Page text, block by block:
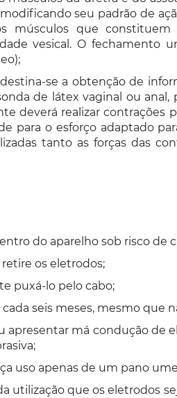
seu padrão de
músculos que
vesical. O fechamento
se a obtenção de
de látex vaginal ou
deverá realizar
para o esforço adaptado
tanto as forças das
do aparelho sob risco de
os eletrodos;
puxá-lo pelo cabo;
seis meses, mesmo que
apresentar má condução
uso apenas de um pano
utilização que os eletrodos